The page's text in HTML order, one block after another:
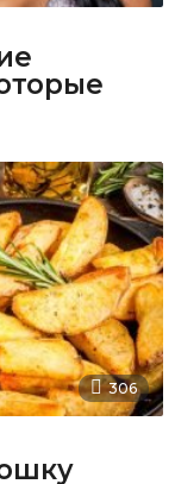
306